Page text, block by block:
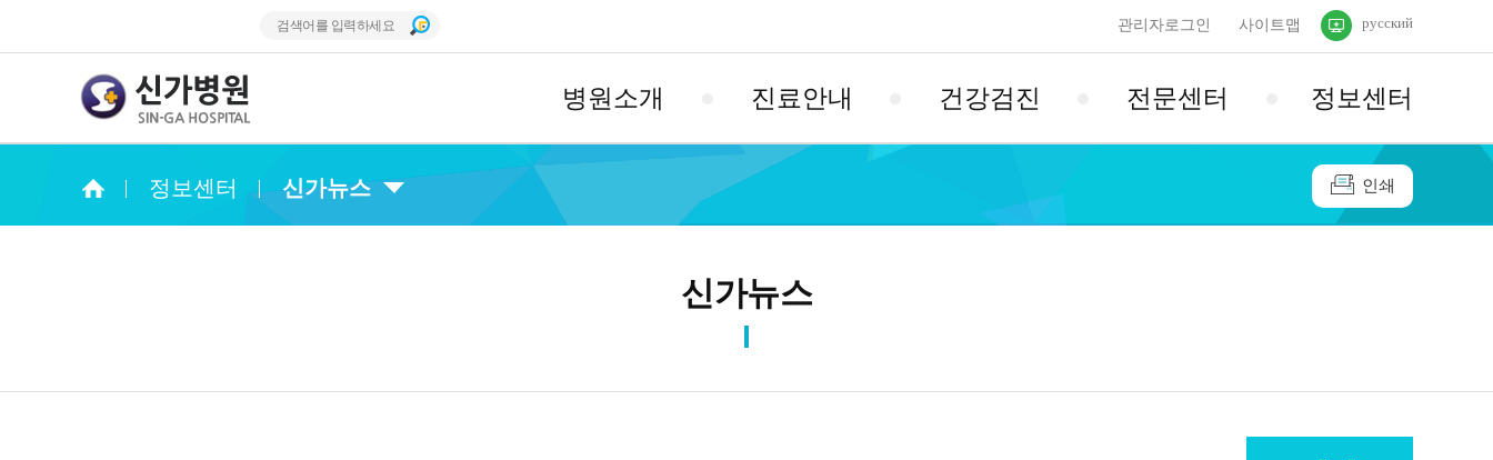
русский
관리자로그인 사이트맵
병원소개 진료안내 건강검진 전문센터 정보센터
정보센터 신가뉴스
신가뉴스
인쇄